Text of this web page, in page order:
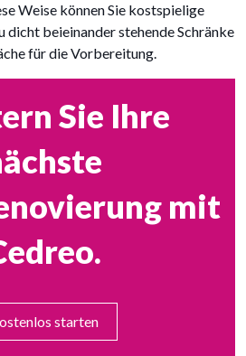
Weise können Sie kostspielige
dicht beieinander stehende Schränke
für die Vorbereitung.
Sie Ihre
mit
starten